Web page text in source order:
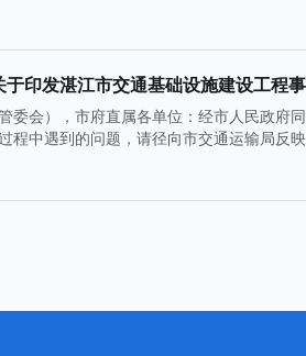
印发湛江市交通基础设施建设工程
委会），市府直属各单位：经市人民政府
程中遇到的问题，请径向市交通运输局反